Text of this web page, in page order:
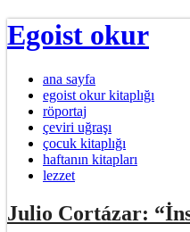
Egoist okur
ana sayfa
egoist okur kitaplığı
röportaj
çeviri uğraşı
çocuk kitaplığı
haftanın kitapları
lezzet
Julio Cortázar: